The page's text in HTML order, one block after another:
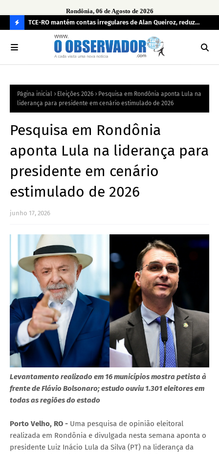
Rondônia, 06 de Agosto de 2026
O
R
TCE-RO mantém contas irregulares de Alan Queiroz, reduz
multa e caso pode gerar Inelegibilidade
Página inicial Eleições 2026
Pesquisa em Rondônia aponta Lula na
liderança para presidente em cenário estimulado de 2026
Pesquisa em Rondônia
aponta Lula na liderança para
presidente em cenário
estimulado de 2026
junho 17, 2026
Levantamento realizado em 16 municípios mostra petista à
frente de Flávio Bolsonaro; estudo ouviu 1.301 eleitores em
todas as regiões do estado
Porto Velho, RO - Uma pesquisa de opinião eleitoral
realizada em Rondônia e divulgada nesta semana aponta o
presidente Luiz Inácio Lula da Silva (PT) na liderança da